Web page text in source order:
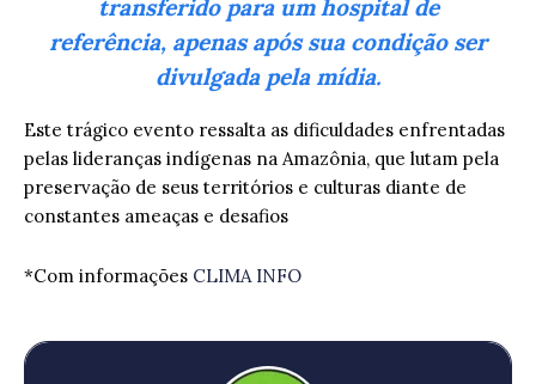
transferido para um hospital de
referência, apenas após sua condição ser
divulgada pela mídia.
Este trágico evento ressalta as dificuldades enfrentadas
pelas lideranças indígenas na Amazônia, que lutam pela
preservação de seus territórios e culturas diante de
constantes ameaças e desafios
*Com informações CLIMA INFO